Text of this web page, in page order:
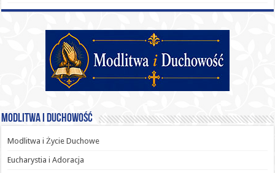
Modlitwa i Duchowość
Modlitwa i Życie Duchowe
Eucharystia i Adoracja